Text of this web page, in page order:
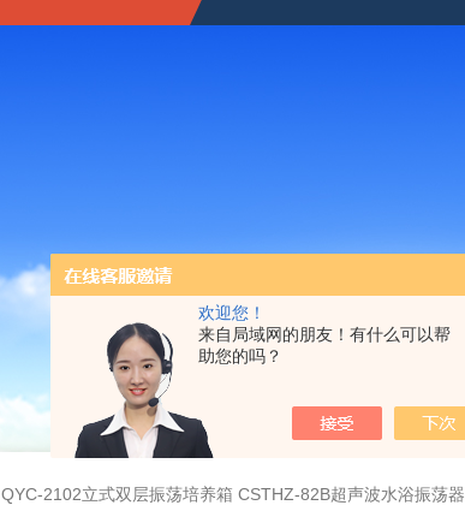
欢迎您！
来自局域网的朋友！有什么可以帮
助您的吗？
QYC-2102立式双层振荡培养箱 CSTHZ-82B超声波水浴振荡器